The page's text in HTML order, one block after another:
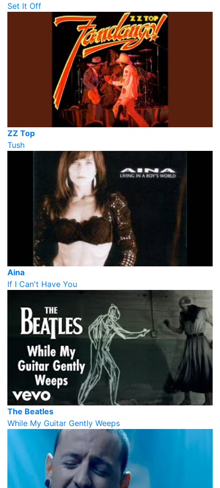
Set It Off
ZZ Top
Tush
Aina
If I Can't Have You
The Beatles
While My Guitar Gently Weeps